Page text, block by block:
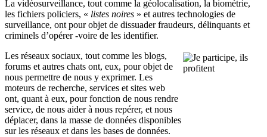
La vidéosurveillance, tout comme la géolocalisation, la biométrie,
les fichiers policiers, « listes noires » et autres technologies de
surveillance, ont pour objet de dissuader fraudeurs, délinquants et
criminels d’opérer -voire de les identifier.
Les réseaux sociaux, tout comme les blogs,
forums et autres chats ont, eux, pour objet de
nous permettre de nous y exprimer. Les
moteurs de recherche, services et sites web
ont, quant à eux, pour fonction de nous rendre
service, de nous aider à nous repérer, et nous
déplacer, dans la masse de données disponibles
sur les réseaux et dans les bases de données.